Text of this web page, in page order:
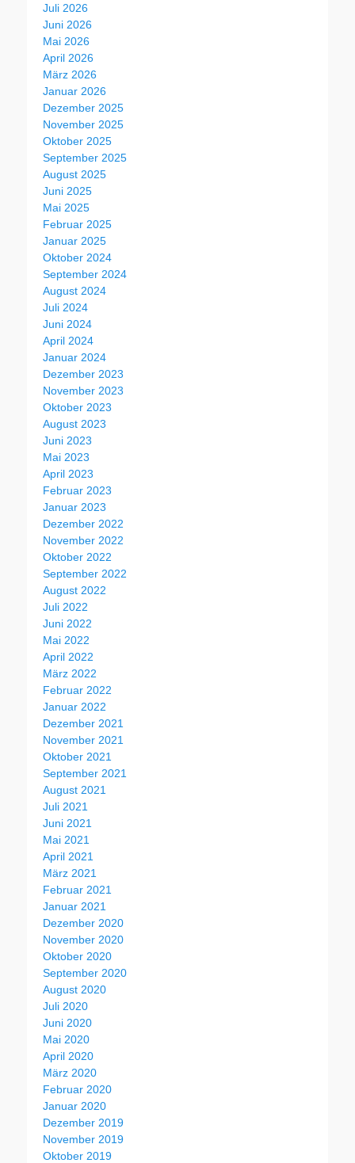
Juli 2026
Juni 2026
Mai 2026
April 2026
März 2026
Januar 2026
Dezember 2025
November 2025
Oktober 2025
September 2025
August 2025
Juni 2025
Mai 2025
Februar 2025
Januar 2025
Oktober 2024
September 2024
August 2024
Juli 2024
Juni 2024
April 2024
Januar 2024
Dezember 2023
November 2023
Oktober 2023
August 2023
Juni 2023
Mai 2023
April 2023
Februar 2023
Januar 2023
Dezember 2022
November 2022
Oktober 2022
September 2022
August 2022
Juli 2022
Juni 2022
Mai 2022
April 2022
März 2022
Februar 2022
Januar 2022
Dezember 2021
November 2021
Oktober 2021
September 2021
August 2021
Juli 2021
Juni 2021
Mai 2021
April 2021
März 2021
Februar 2021
Januar 2021
Dezember 2020
November 2020
Oktober 2020
September 2020
August 2020
Juli 2020
Juni 2020
Mai 2020
April 2020
März 2020
Februar 2020
Januar 2020
Dezember 2019
November 2019
Oktober 2019